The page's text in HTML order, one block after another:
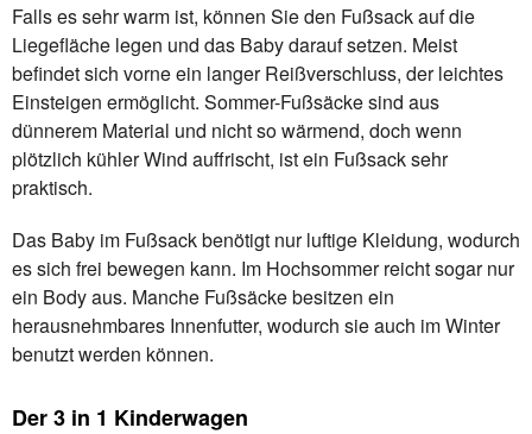
Falls es sehr warm ist, können Sie den Fußsack auf die
Liegefläche legen und das Baby darauf setzen. Meist
befindet sich vorne ein langer Reißverschluss, der leichtes
Einsteigen ermöglicht. Sommer-Fußsäcke sind aus
dünnerem Material und nicht so wärmend, doch wenn
plötzlich kühler Wind auffrischt, ist ein Fußsack sehr
praktisch.
Das Baby im Fußsack benötigt nur luftige Kleidung, wodurch
es sich frei bewegen kann. Im Hochsommer reicht sogar nur
ein Body aus. Manche Fußsäcke besitzen ein
herausnehmbares Innenfutter, wodurch sie auch im Winter
benutzt werden können.
Der 3 in 1 Kinderwagen